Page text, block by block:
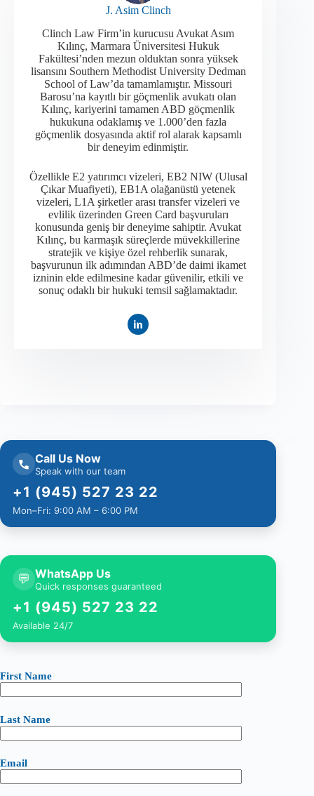
J. Asim Clinch
Clinch Law Firm’in kurucusu Avukat Asım
Kılınç, Marmara Üniversitesi Hukuk
Fakültesi’nden mezun olduktan sonra yüksek
lisansını Southern Methodist University Dedman
School of Law’da tamamlamıştır. Missouri
Barosu’na kayıtlı bir göçmenlik avukatı olan
Kılınç, kariyerini tamamen ABD göçmenlik
hukukuna odaklamış ve 1.000’den fazla
göçmenlik dosyasında aktif rol alarak kapsamlı
bir deneyim edinmiştir.​
Özellikle E2 yatırımcı vizeleri, EB2 NIW (Ulusal
Çıkar Muafiyeti), EB1A olağanüstü yetenek
vizeleri, L1A şirketler arası transfer vizeleri ve
evlilik üzerinden Green Card başvuruları
konusunda geniş bir deneyime sahiptir. Avukat
Kılınç, bu karmaşık süreçlerde müvekkillerine
stratejik ve kişiye özel rehberlik sunarak,
başvurunun ilk adımından ABD’de daimi ikamet
izninin elde edilmesine kadar güvenilir, etkili ve
sonuç odaklı bir hukuki temsil sağlamaktadır.
Call Us Now
Speak with our team
+1 (945) 527 23 22
Mon–Fri: 9:00 AM – 6:00 PM
💬 WhatsApp Us
Quick responses guaranteed
+1 (945) 527 23 22
Available 24/7
First Name
Last Name
Email